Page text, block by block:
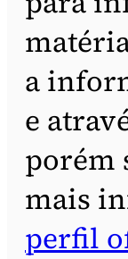
a
e
porém
mais
perfil